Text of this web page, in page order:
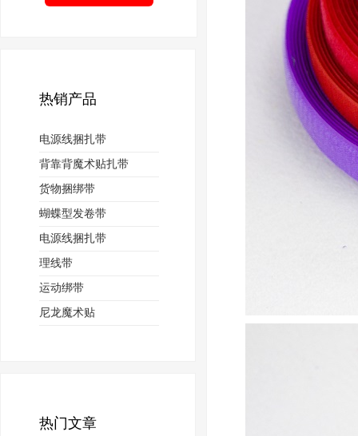
热销产品
电源线捆扎带
背靠背魔术贴扎带
货物捆绑带
蝴蝶型发卷带
电源线捆扎带
理线带
运动绑带
尼龙魔术贴
热门文章